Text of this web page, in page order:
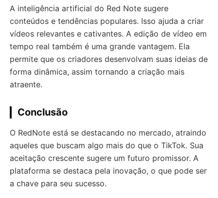
A inteligência artificial do Red Note sugere
conteúdos e tendências populares. Isso ajuda a criar
vídeos relevantes e cativantes. A edição de vídeo em
tempo real também é uma grande vantagem. Ela
permite que os criadores desenvolvam suas ideias de
forma dinâmica, assim tornando a criação mais
atraente.
Conclusão
O RedNote está se destacando no mercado, atraindo
aqueles que buscam algo mais do que o TikTok. Sua
aceitação crescente sugere um futuro promissor. A
plataforma se destaca pela inovação, o que pode ser
a chave para seu sucesso.